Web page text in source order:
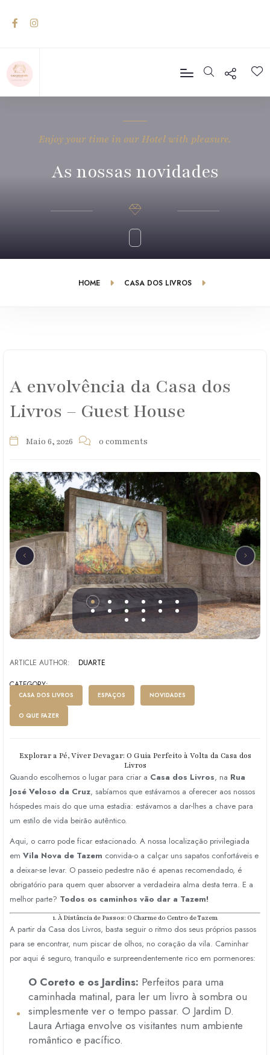
Enjoy your time in our Hotel with pleasure.
As nossas novidades
HOME CASA DOS LIVROS
A envolvência da Casa dos
Livros – Guest House
Maio 6, 2026 0 comments
ARTICLE AUTHOR:
DUARTE
CATEGORY:
CASA DOS LIVROS ESPAÇOS NOVIDADES
O QUE FAZER
Explorar a Pé, Viver Devagar: O Guia Perfeito à Volta da Casa dos
Livros
Quando escolhemos o lugar para criar a Casa dos Livros, na Rua
José Veloso da Cruz, sabíamos que estávamos a oferecer aos nossos
hóspedes mais do que uma estadia: estávamos a dar-lhes a chave para
um estilo de vida beirão autêntico.
Aqui, o carro pode ficar estacionado. A nossa localização privilegiada
em Vila Nova de Tazem convida-o a calçar uns sapatos confortáveis e
a deixar-se levar. O passeio pedestre não é apenas recomendado, é
obrigatório para quem quer absorver a verdadeira alma desta terra. E a
melhor parte? Todos os caminhos vão dar a Tazem!
1. À Distância de Passos: O Charme do Centro de Tazem
A partir da Casa dos Livros, basta seguir o ritmo dos seus próprios passos
para se encontrar, num piscar de olhos, no coração da vila. Caminhar
por aqui é seguro, tranquilo e surpreendentemente rico em pormenores:
O Coreto e os Jardins: Perfeitos para uma
caminhada matinal, para ler um livro à sombra ou
simplesmente ver o tempo passar. O Jardim D.
Laura Artiaga envolve os visitantes num ambiente
romântico e pacífico.